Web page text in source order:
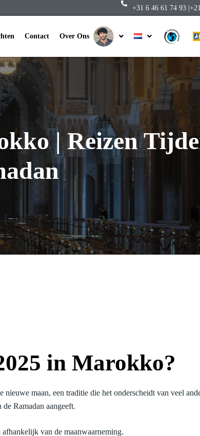
+31 6 46 61 74 93 |
Contact Over Ons
| Reizen
in Marokko?
maan, een traditie die het onderscheidt van veel
Ramadan aangeeft.
van de maanwaarneming.